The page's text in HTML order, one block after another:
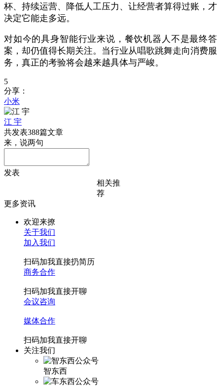
杯、持续运营、降低人工压力、让经营者算得过账，才
决定它能走多远。
对如今的具身智能行业来说，餐饮机器人不是最终答
案，却仍值得长期关注。当行业从唱歌跳舞走向消费服
务，真正的考验将会越来越具体与严峻。
5
分享：
小米
江 宇
共发表388篇文章
来，说两句
发表
相关推
荐
更多资讯
欢迎来撩
关于我们
加入我们
扫码加我直接扔简历
商务合作
扫码加我直接开聊
会议咨询
媒体合作
扫码加我直接开聊
关注我们
智东西